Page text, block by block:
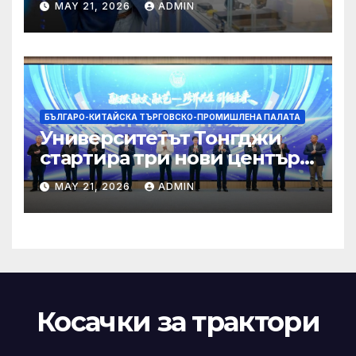
чрез приемане на AI+
MAY 21, 2026 ADMIN
БЪЛГАРО-КИТАЙСКА ТЪРГОВСКО-ПРОМИШЛЕНА ПАЛАТА
Университетът Тонгджи
стартира три нови центъра
за обучение
MAY 21, 2026 ADMIN
Косачки за трактори